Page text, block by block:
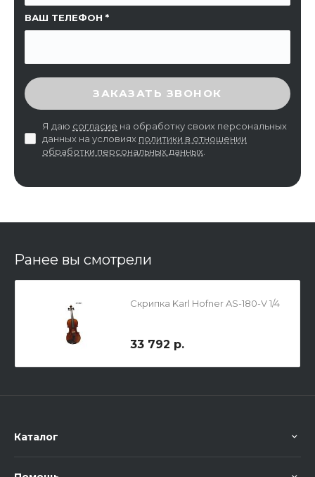
ВАШ ТЕЛЕФОН
ВВЕДИТЕ ПРОВЕРОЧНЫЙ КОД
ЗАКАЗАТЬ ЗВОНОК
Я даю согласие на обработку своих персональных
данных на условиях политики в отношении
обработки персональных данных
Ранее вы смотрели
Скрипка Karl Hofner AS-180-V 1/4
33 792 р.
Каталог